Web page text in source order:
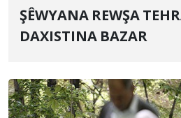
ŞÊWYANA REWŞA TEHRANÊ Û
DAXISTINA BAZAR